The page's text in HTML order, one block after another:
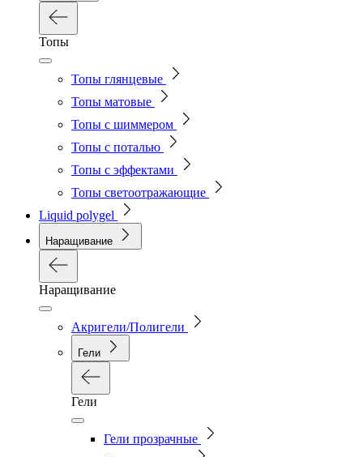
Топы
Топы глянцевые
Топы матовые
Топы с шиммером
Топы с поталью
Топы с эффектами
Топы светоотражающие
Liquid polygel
Наращивание
Наращивание
Акригели/Полигели
Гели
Гели
Гели прозрачные